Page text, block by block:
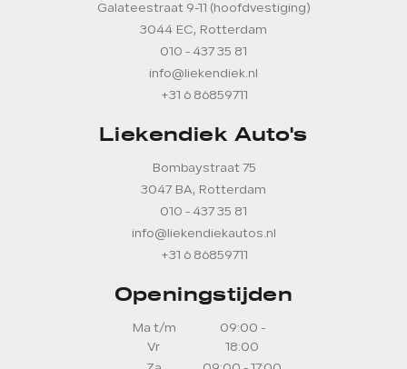
Galateestraat 9-11 (hoofdvestiging)
3044 EC, Rotterdam
010 - 437 35 81
info@liekendiek.nl
+31 6 86859711
Liekendiek Auto's
Bombaystraat 75
3047 BA, Rotterdam
010 - 437 35 81
info@liekendiekautos.nl
+31 6 86859711
Openingstijden
Ma t/m
Vr
09:00 -
18:00